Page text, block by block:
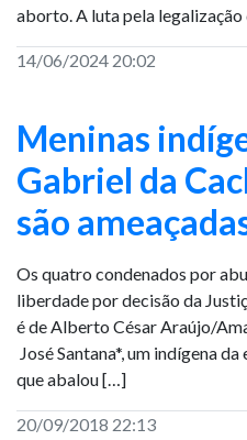
aborto. A luta pela
14/06/2024 20:02
Meninas
Gabriel da
são
Os quatro condenados por
liberdade por decisão da
é de Alberto César Araújo/
José Santana*, um indígena
que abalou […]
20/09/2018 22:13